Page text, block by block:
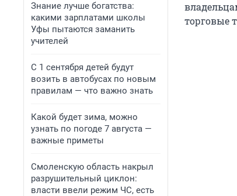
Знание лучше богатства:
какими зарплатами школы
Уфы пытаются заманить
учителей
С 1 сентября детей будут
возить в автобусах по новым
правилам — что важно знать
Какой будет зима, можно
узнать по погоде 7 августа —
важные приметы
Смоленскую область накрыл
разрушительный циклон:
власти ввели режим ЧС, есть
торговые